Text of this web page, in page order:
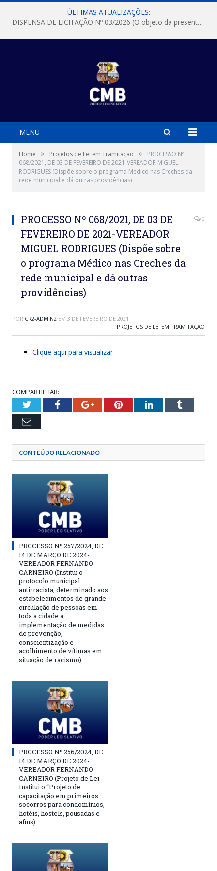
ÚLTIMAS ATUALIZAÇÕES:
DISPENSA DE LICITAÇÃO Nº 03/2026 (O objeto da presente dispensa é a escolha da proposta mais vantajosa para a aquisição, de aparelhos de ar condicionado, tipo Split, com material de instalação e fogão industrial, conforme condições, quantidades e exigências estabelecidas no termo de referencia e neste aviso de contratação direta e seus anexos)
MENU
Home » Projetos de Lei em Tramitação »
PROCESSO Nº
068/2021, DE 03 DE FEVEREIRO DE 2021-VEREADOR MIGUEL
RODRIGUES (Dispõe sobre o programa Médico nas Creches da
rede municipal e dá outras providências)
PROCESSO Nº 068/2021, DE 03 DE
FEVEREIRO DE 2021-VEREADOR
MIGUEL RODRIGUES (Dispõe sobre
o programa Médico nas Creches da
rede municipal e dá outras
providências)
0
POR CR2-ADMIN2 EM 3 DE FEVEREIRO DE 2021
PROJETOS DE LEI EM TRAMITAÇÃO
Clique aqui para visualizar
COMPARTILHAR:
TwitterFacebookGoogle+PinterestLinkedInTumblr
Email
CONTEÚDO RELACIONADO
PROCESSO Nº 257/2024, DE
14 DE MARÇO DE 2024-
VEREADOR FERNANDO
CARNEIRO (Institui o
protocolo municipal
antirracista, determinado aos
estabelecimentos de grande
circulação de pessoas em
toda a cidade a
implementação de medidas
de prevenção,
conscientização e
acolhimento de vítimas em
situação de racismo)
PROCESSO Nº 256/2024, DE
14 DE MARÇO DE 2024-
VEREADOR FERNANDO
CARNEIRO (Projeto de Lei
Institui o “Projeto de
capacitação em primeiros
socorros para condomínios,
hotéis, hostels, pousadas e
afins)